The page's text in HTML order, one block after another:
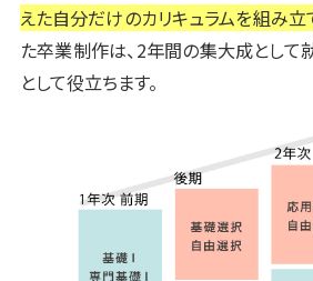
えた自分だけのカリキュラムを組み立
た卒業制作は、2年間の集大成とし
として役立ちます。